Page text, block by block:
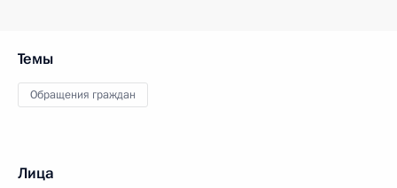
Темы
Обращения граждан
Лица